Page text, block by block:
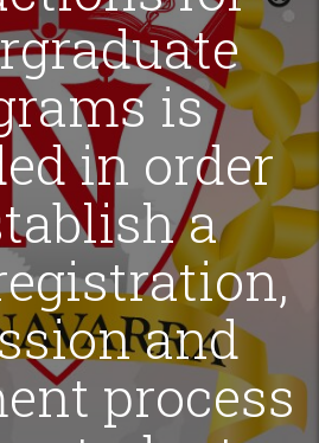
is
in order
a
and
process